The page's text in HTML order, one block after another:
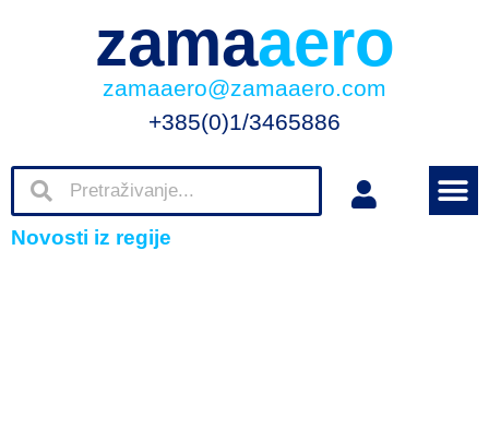
zamaaero
zamaaero@zamaaero.com
+385(0)1/3465886
Novosti iz regije